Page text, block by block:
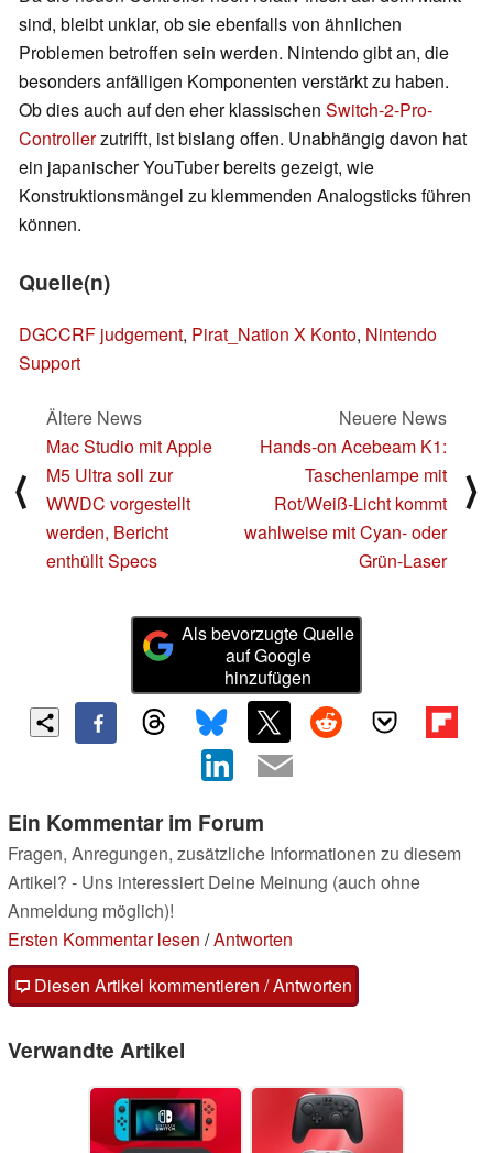
sind, bleibt unklar, ob sie ebenfalls von ähnlichen
Problemen betroffen sein werden. Nintendo gibt an, die
besonders anfälligen Komponenten verstärkt zu haben.
Ob dies auch auf den eher klassischen Switch-2-Pro-
Controllerzutrifft, ist bislang offen. Unabhängig davon hat
ein japanischer YouTuber bereits gezeigt, wie
Konstruktionsmängel zu klemmenden Analogsticks führen
können.
Quelle(n)
DGCCRF judgement, Pirat_Nation X Konto, Nintendo
Support
⟨
Ältere News
Mac Studio mit Apple
M5 Ultra soll zur
WWDC vorgestellt
werden, Bericht
enthüllt Specs
Neuere News
Hands-on Acebeam K1:
Taschenlampe mit
Rot/Weiß-Licht kommt
wahlweise mit Cyan- oder
Grün-Laser
⟩
Als bevorzugte Quelle
auf Google
hinzufügen
Ein Kommentar im Forum
Fragen, Anregungen, zusätzliche Informationen zu diesem
Artikel? - Uns interessiert Deine Meinung (auch ohne
Anmeldung möglich)!
Ersten Kommentar lesen /Antworten
Diesen Artikel kommentieren / Antworten
Verwandte Artikel